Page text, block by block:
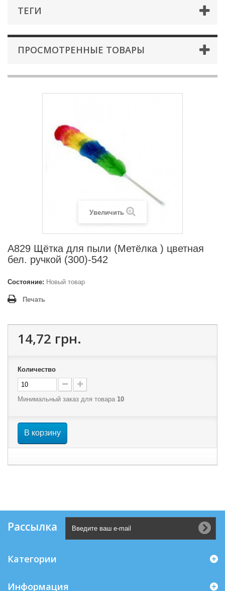
ТЕГИ
ПРОСМОТРЕННЫЕ ТОВАРЫ
Увеличить
A829 Щётка для пыли (Метёлка ) цветная
бел. ручкой (300)-542
Состояние: Новый товар
Печать
14,72 грн.
Количество
Минимальный заказ для товара 10
В корзину
Рассылка
Категории
Информация